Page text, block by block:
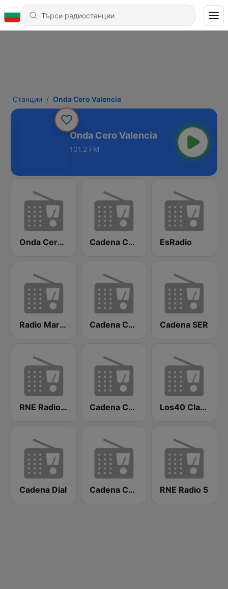
Станции Onda Cero Valencia
Onda Cero Valencia
101.2 FM
Onda Cero Madrid Cadena COPE EsRadio
Radio Marca Nacional Cadena COPE Madrid Cadena SER
RNE Radio Nacional Cadena COPE Sevilla Los40 Classic
Cadena Dial Cadena COPE Valencia RNE Radio 5